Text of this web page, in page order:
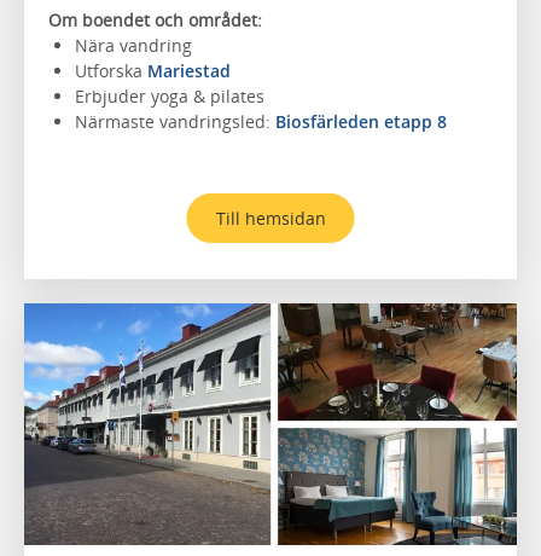
Om boendet och området:
Nära vandring
Utforska Mariestad
Erbjuder yoga & pilates
Närmaste vandringsled: Biosfärleden etapp 8
Till hemsidan